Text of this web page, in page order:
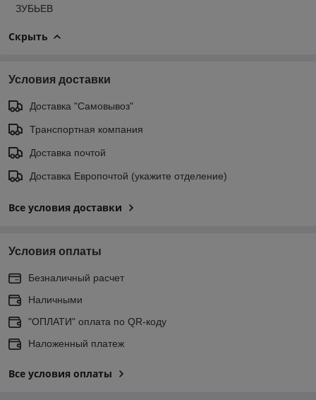
ЗУБЬЕВ
Скрыть
Условия доставки
Доставка "Самовывоз"
Транспортная компания
Доставка почтой
Доставка Европочтой (укажите отделение)
Все условия доставки
Условия оплаты
Безналичный расчет
Наличными
"ОПЛАТИ" оплата по QR-коду
Наложенный платеж
Все условия оплаты